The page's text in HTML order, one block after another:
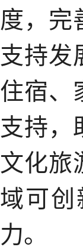
度，完
支持发
住宿、
支持，
文化旅
域可
力。